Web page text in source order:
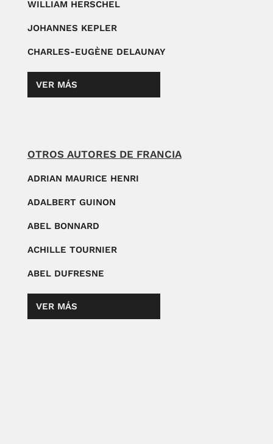
WILLIAM HERSCHEL
JOHANNES KEPLER
CHARLES-EUGÈNE DELAUNAY
VER MÁS
OTROS AUTORES DE FRANCIA
ADRIAN MAURICE HENRI
ADALBERT GUINON
ABEL BONNARD
ACHILLE TOURNIER
ABEL DUFRESNE
VER MÁS